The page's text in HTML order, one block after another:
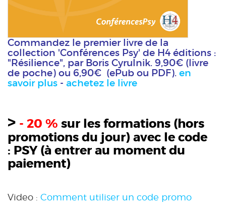
Commandez le premier livre de la
collection 'Conférences Psy' de H4 éditions :
"Résilience", par Boris Cyrulnik. 9,90€ (livre
de poche) ou 6,90€ (ePub ou PDF). en
savoir plus - achetez le livre
> - 20 % sur les formations (hors
promotions du jour) avec le code
: PSY(à entrer au moment du
paiement)
Video : Comment utiliser un code promo